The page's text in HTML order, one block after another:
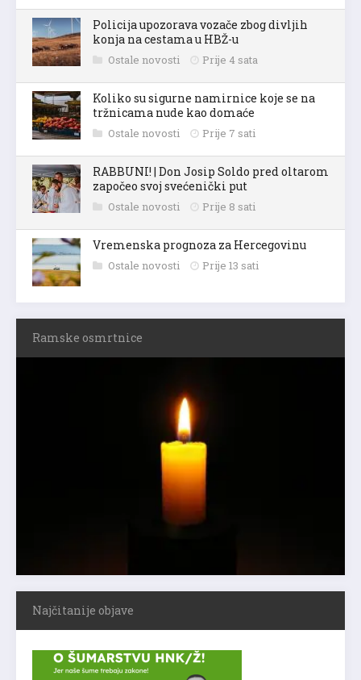
Policija upozorava vozače zbog divljih
konja na cestama u HBŽ-u
Ostale novosti Prije 4 sata
Koliko su sigurne namirnice koje se na
tržnicama nude kao domaće
Ostale novosti Prije 7 sati
RABBUNI! | Don Josip Soldo pred oltarom
započeo svoj svećenički put
Ostale novosti Prije 8 sati
Vremenska prognoza za Hercegovinu
Ostale novosti Prije 13 sati
Ramske osmrtnice
Najčitanije objave